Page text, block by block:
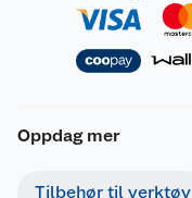
Oppdag mer
Tilbehør til verktøy